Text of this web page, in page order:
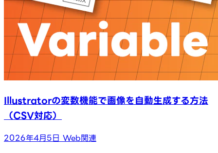
Illustratorの変数機能で画像を自動生成する方法
（CSV対応）
2026年4月5日 Web関連